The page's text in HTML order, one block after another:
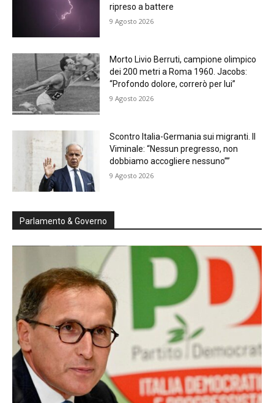
ripreso a battere
9 Agosto 2026
Morto Livio Berruti, campione olimpico
dei 200 metri a Roma 1960. Jacobs:
“Profondo dolore, correrò per lui”
9 Agosto 2026
Scontro Italia-Germania sui migranti. Il
Viminale: “Nessun pregresso, non
dobbiamo accogliere nessuno””
9 Agosto 2026
Parlamento & Governo